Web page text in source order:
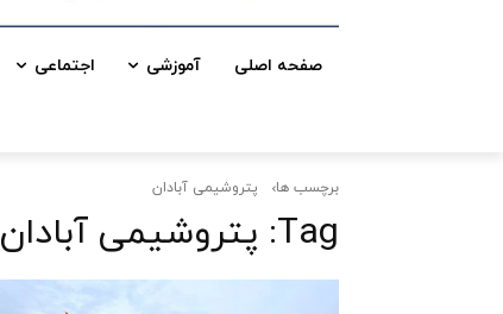
صفحه اصلی آموزشی اجتماعی
برچسب ها پتروشیمی آبادان
Tag: پتروشیمی آبادان